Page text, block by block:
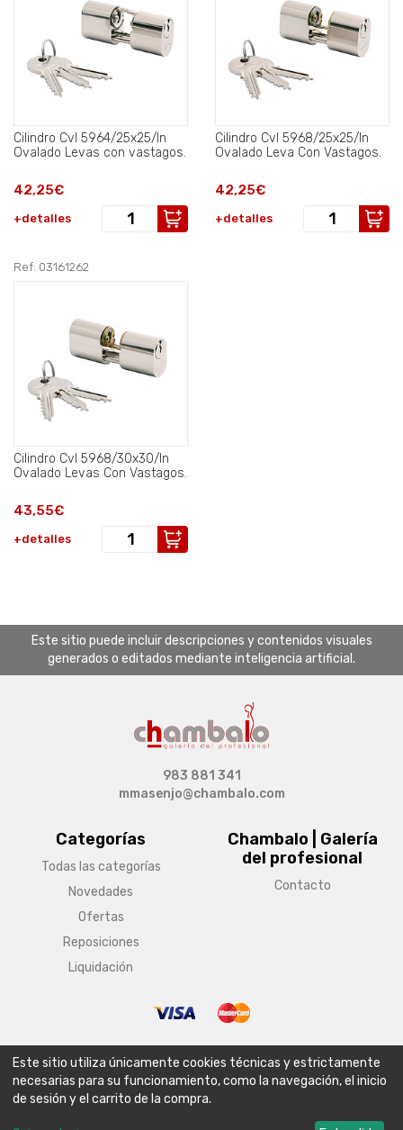
Cilindro Cvl 5964/25x25/ln
Ovalado Levas con vastagos.
42,25€
+detalles
Cilindro Cvl 5968/25x25/ln
Ovalado Leva Con Vastagos.
42,25€
+detalles
Ref: 03161262
Cilindro Cvl 5968/30x30/ln
Ovalado Levas Con Vastagos.
43,55€
+detalles
Este sitio puede incluir descripciones y contenidos visuales
generados o editados mediante inteligencia artificial.
Categorías
Todas las categorías
Novedades
Ofertas
Reposiciones
Liquidación
Chambalo | Galería
del profesional
Contacto
983 881 341
mmasenjo@chambalo.com
Aviso legal Condiciones generales de venta
Política de envío
Política de privacidad
Política de cookies
Este sitio utiliza únicamente cookies técnicas y estrictamente
necesarias para su funcionamiento, como la navegación, el inicio
de sesión y el carrito de la compra.